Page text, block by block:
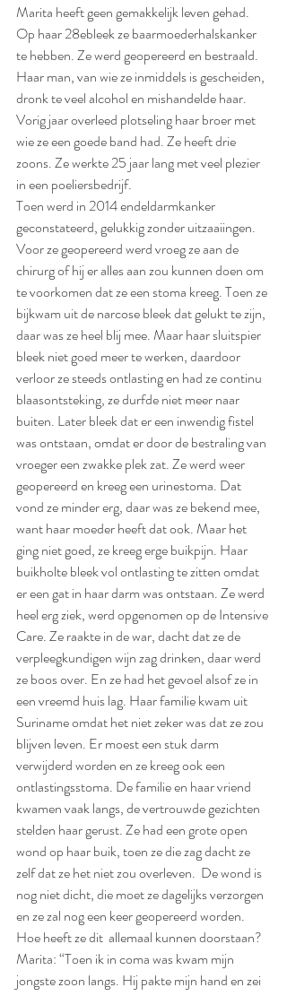
Marita heeft geen gemakkelijk leven gehad.
Op haar 28ebleek ze baarmoederhalskanker
te hebben. Ze werd geopereerd en bestraald.
Haar man, van wie ze inmiddels is gescheiden,
dronk te veel alcohol en mishandelde haar.
Vorig jaar overleed plotseling haar broer met
wie ze een goede band had. Ze heeft drie
zoons. Ze werkte 25 jaar lang met veel plezier
in een poeliersbedrijf.
Toen werd in 2014 endeldarmkanker
geconstateerd, gelukkig zonder uitzaaiingen.
Voor ze geopereerd werd vroeg ze aan de
chirurg of hij er alles aan zou kunnen doen om
te voorkomen dat ze een stoma kreeg. Toen ze
bijkwam uit de narcose bleek dat gelukt te zijn,
daar was ze heel blij mee. Maar haar sluitspier
bleek niet goed meer te werken, daardoor
verloor ze steeds ontlasting en had ze continu
blaasontsteking, ze durfde niet meer naar
buiten. Later bleek dat er een inwendig fistel
was ontstaan, omdat er door de bestraling van
vroeger een zwakke plek zat. Ze werd weer
geopereerd en kreeg een urinestoma. Dat
vond ze minder erg, daar was ze bekend mee,
want haar moeder heeft dat ook. Maar het
ging niet goed, ze kreeg erge buikpijn. Haar
buikholte bleek vol ontlasting te zitten omdat
er een gat in haar darm was ontstaan. Ze werd
heel erg ziek, werd opgenomen op de Intensive
Care. Ze raakte in de war, dacht dat ze de
verpleegkundigen wijn zag drinken, daar werd
ze boos over. En ze had het gevoel alsof ze in
een vreemd huis lag. Haar familie kwam uit
Suriname omdat het niet zeker was dat ze zou
blijven leven. Er moest een stuk darm
verwijderd worden en ze kreeg ook een
ontlastingsstoma. De familie en haar vriend
kwamen vaak langs, de vertrouwde gezichten
stelden haar gerust. Ze had een grote open
wond op haar buik, toen ze die zag dacht ze
zelf dat ze het niet zou overleven.  De wond is
nog niet dicht, die moet ze dagelijks verzorgen
en ze zal nog een keer geopereerd worden.
Hoe heeft ze dit  allemaal kunnen doorstaan?
Marita: “Toen ik in coma was kwam mijn
jongste zoon langs. Hij pakte mijn hand en zei